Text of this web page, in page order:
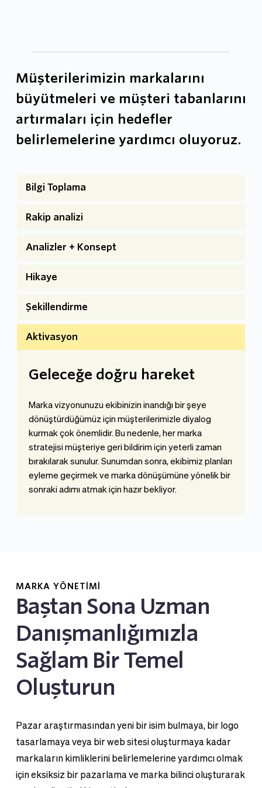
sistemleri oluşturur.
Müşterilerimizin markalarını
büyütmeleri ve müşteri tabanlarını
artırmaları için hedefler
belirlemelerine yardımcı oluyoruz.
Bilgi Toplama
Rakip analizi
Analizler + Konsept
Hikaye
Şekillendirme
Aktivasyon
Geleceğe doğru hareket
Marka vizyonunuzu ekibinizin inandığı bir şeye
dönüştürdüğümüz için müşterilerimizle diyalog
kurmak çok önemlidir. Bu nedenle, her marka
stratejisi müşteriye geri bildirim için yeterli zaman
bırakılarak sunulur. Sunumdan sonra, ekibimiz planları
eyleme geçirmek ve marka dönüşümüne yönelik bir
sonraki adımı atmak için hazır bekliyor.
MARKA YÖNETİMİ
Baştan Sona Uzman
Danışmanlığımızla
Sağlam Bir Temel
Oluşturun
Pazar araştırmasından yeni bir isim bulmaya, bir logo
tasarlamaya veya bir web sitesi oluşturmaya kadar
markaların kimliklerini belirlemelerine yardımcı olmak
için eksiksiz bir pazarlama ve marka bilinci oluşturarak